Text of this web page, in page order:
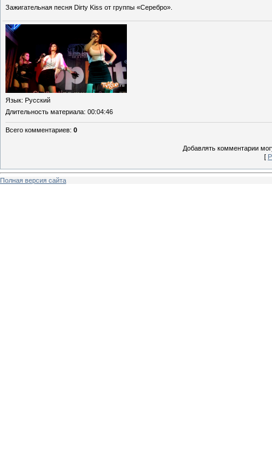
Зажигательная песня Dirty Kiss от группы «Серебро».
Язык: Русский
Длительность материала: 00:04:46
Всего комментариев: 0
Добавлять комментарии
[
Полная версия сайта